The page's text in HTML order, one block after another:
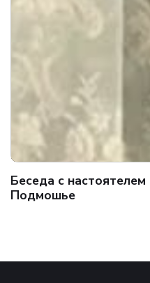
Беседа с
Подмошье